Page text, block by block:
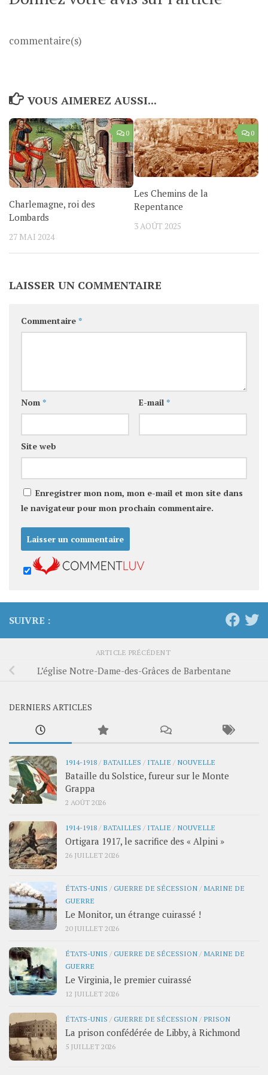
commentaire(s)
VOUS AIMEREZ AUSSI...
0
Charlemagne, roi des
Lombards
27 MAI 2024
0
Les Chemins de la
Repentance
3 AOÛT 2025
LAISSER UN COMMENTAIRE
Commentaire *
Nom * E-mail *
Site web
Enregistrer mon nom, mon e-mail et mon site dans
le navigateur pour mon prochain commentaire.
SUIVRE :
ARTICLE PRÉCÉDENT
L’église Notre-Dame-des-Grâces de Barbentane
DERNIERS ARTICLES
1914-1918/ BATAILLES / ITALIE / NOUVELLE
Bataille du Solstice, fureur sur le Monte
Grappa
2 AOÛT 2026
1914-1918/ BATAILLES / ITALIE / NOUVELLE
Ortigara 1917, le sacrifice des « Alpini »
26 JUILLET 2026
ÉTATS-UNIS /GUERRE DE SÉCESSION/ MARINE DE
GUERRE
Le Monitor, un étrange cuirassé !
20 JUILLET 2026
ÉTATS-UNIS /GUERRE DE SÉCESSION/ MARINE DE
GUERRE
Le Virginia, le premier cuirassé
12 JUILLET 2026
ÉTATS-UNIS /GUERRE DE SÉCESSION/ PRISON
La prison confédérée de Libby, à Richmond
5 JUILLET 2026